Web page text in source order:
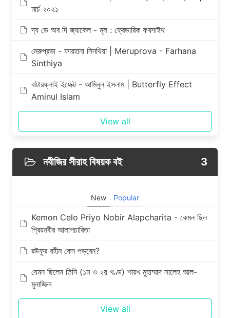
মার্চ ২০২১
দ্য ডে অব দি জ্যাকেল - মূল : ফ্রেডারিক ফরসাইথ
মেরুপ্রভা - ফারহানা সিনথিয়া | Meruprova - Farhana
Sinthiya
বাটারফ্লাই ইফেক্ট - আমিনুল ইসলাম | Butterfly Effect
Aminul Islam
View all
নবীজির সীরাহ বিষয়ক বই 3
New Popular
Kemon Celo Priyo Nobir Alapcharita - কেমন ছিল
প্রিয়নবীর আলাপচারিতা
রউফুর রহীম কেন পড়বেন?
যেমন ছিলেন তিনি (১ম ও ২য় খণ্ড) শায়খ মুহাম্মাদ সালেহ আল-
মুনাজ্জিদ
View all